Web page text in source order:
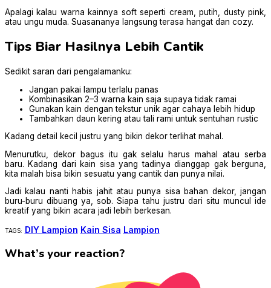
Apalagi kalau warna kainnya soft seperti cream, putih, dusty pink,
atau ungu muda. Suasananya langsung terasa hangat dan cozy.
Tips Biar Hasilnya Lebih Cantik
Sedikit saran dari pengalamanku:
Jangan pakai lampu terlalu panas
Kombinasikan 2–3 warna kain saja supaya tidak ramai
Gunakan kain dengan tekstur unik agar cahaya lebih hidup
Tambahkan daun kering atau tali rami untuk sentuhan rustic
Kadang detail kecil justru yang bikin dekor terlihat mahal.
Menurutku, dekor bagus itu gak selalu harus mahal atau serba
baru. Kadang dari kain sisa yang tadinya dianggap gak berguna,
kita malah bisa bikin sesuatu yang cantik dan punya nilai.
Jadi kalau nanti habis jahit atau punya sisa bahan dekor, jangan
buru-buru dibuang ya, sob. Siapa tahu justru dari situ muncul ide
kreatif yang bikin acara jadi lebih berkesan.
TAGS: DIY Lampion Kain Sisa Lampion
What’s your reaction?